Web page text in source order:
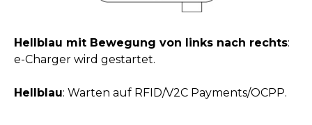
Hellblau mit Bewegung von links nach rechts:
e-Charger wird gestartet.
Hellblau: Warten auf RFID/V2C Payments/OCPP.